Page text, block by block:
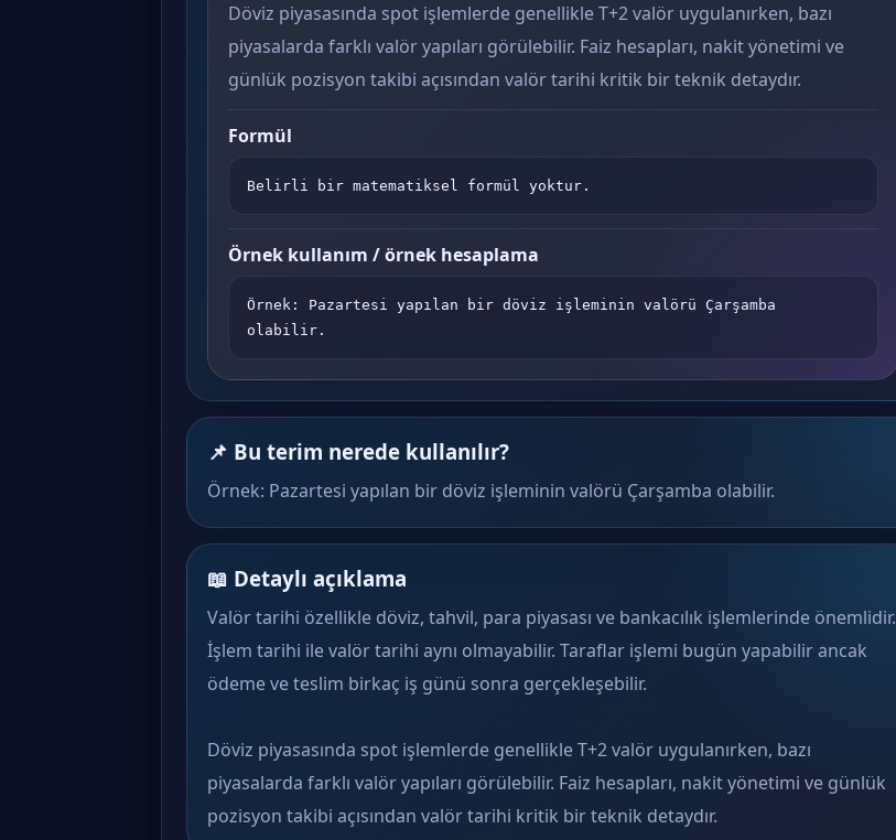
Döviz piyasasında spot işlemlerde genellikle T+2 valör uygulanırken, bazı
piyasalarda farklı valör yapıları görülebilir. Faiz hesapları, nakit yönetimi ve
günlük pozisyon takibi açısından valör tarihi kritik bir teknik detaydır.
Formül
Belirli bir matematiksel formül yoktur.
Örnek kullanım / örnek hesaplama
Örnek: Pazartesi yapılan bir döviz işleminin valörü Çarşamba
olabilir.
📌 Bu terim nerede kullanılır?
Örnek: Pazartesi yapılan bir döviz işleminin valörü Çarşamba olabilir.
📖 Detaylı açıklama
Valör tarihi özellikle döviz, tahvil, para piyasası ve bankacılık işlemlerinde önemlidir.
İşlem tarihi ile valör tarihi aynı olmayabilir. Taraflar işlemi bugün yapabilir ancak
ödeme ve teslim birkaç iş günü sonra gerçekleşebilir.
Döviz piyasasında spot işlemlerde genellikle T+2 valör uygulanırken, bazı
piyasalarda farklı valör yapıları görülebilir. Faiz hesapları, nakit yönetimi ve günlük
pozisyon takibi açısından valör tarihi kritik bir teknik detaydır.